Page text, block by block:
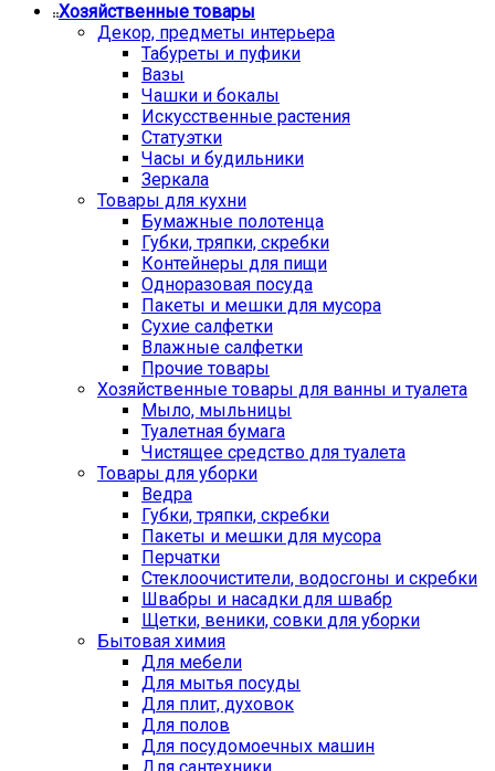
Хозяйственные товары
Декор, предметы интерьера
Табуреты и пуфики
Вазы
Чашки и бокалы
Искусственные растения
Статуэтки
Часы и будильники
Зеркала
Товары для кухни
Бумажные полотенца
Губки, тряпки, скребки
Контейнеры для пищи
Одноразовая посуда
Пакеты и мешки для мусора
Сухие салфетки
Влажные салфетки
Прочие товары
Хозяйственные товары для ванны и туалета
Мыло, мыльницы
Туалетная бумага
Чистящее средство для туалета
Товары для уборки
Ведра
Губки, тряпки, скребки
Пакеты и мешки для мусора
Перчатки
Стеклоочистители, водосгоны и скребки
Швабры и насадки для швабр
Щетки, веники, совки для уборки
Бытовая химия
Для мебели
Для мытья посуды
Для плит, духовок
Для полов
Для посудомоечных машин